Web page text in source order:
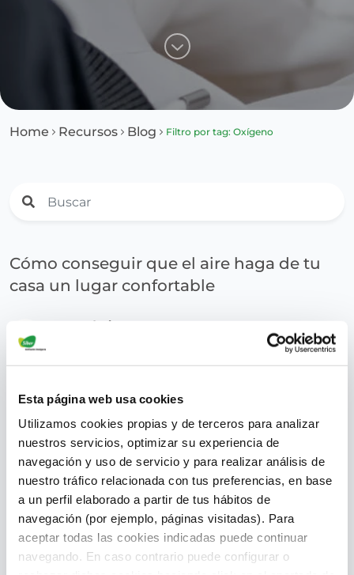
Esta página web usa cookies
Utilizamos cookies propias y de terceros para analizar
nuestros servicios, optimizar su experiencia de
navegación y uso de servicio y para realizar análisis de
nuestro tráfico relacionada con tus preferencias, en base
a un perfil elaborado a partir de tus hábitos de
navegación (por ejemplo, páginas visitadas). Para
aceptar todas las cookies indicadas puede continuar
navegando. En caso contrario puede configurar o
Home Recursos Blog Filtro por tag: Oxígeno
Cómo conseguir que el aire haga de tu
casa un lugar confortable
superadmin